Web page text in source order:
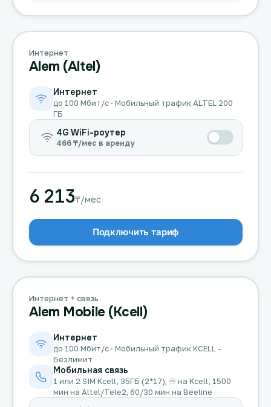
Интернет
Alem (Altel)
Интернет
до 100 Мбит/с · Мобильный трафик ALTEL 200
ГБ
4G WiFi-роутер
466 ₸/мес в аренду
6 213₸/мес
Подключить тариф
Интернет + связь
Alem Mobile (Kcell)
Интернет
до 100 Мбит/с · Мобильный трафик KCELL -
Безлимит
Мобильная связь
1 или 2 SIM Kcell, 35ГБ (2*17), ♾️ на Kcell, 1500
мин на Altel/Tele2, 60/30 мин на Beeline